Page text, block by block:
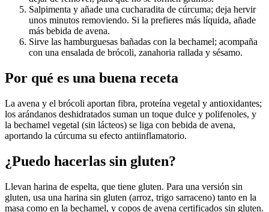
Salpimenta y añade una cucharadita de cúrcuma; deja hervir
unos minutos removiendo. Si la prefieres más líquida, añade
más bebida de avena.
Sirve las hamburguesas bañadas con la bechamel; acompaña
con una ensalada de brócoli, zanahoria rallada y sésamo.
Por qué es una buena receta
La avena y el brócoli aportan fibra, proteína vegetal y antioxidantes;
los arándanos deshidratados suman un toque dulce y polifenoles, y
la bechamel vegetal (sin lácteos) se liga con bebida de avena,
aportando la cúrcuma su efecto antiinflamatorio.
¿Puedo hacerlas sin gluten?
Llevan harina de espelta, que tiene gluten. Para una versión sin
gluten, usa una harina sin gluten (arroz, trigo sarraceno) tanto en la
masa como en la bechamel, y copos de avena certificados sin gluten.